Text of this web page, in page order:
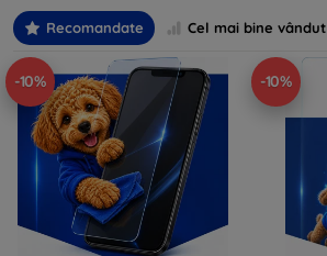
Recomandate Cel mai bine vândut
-10% -10%